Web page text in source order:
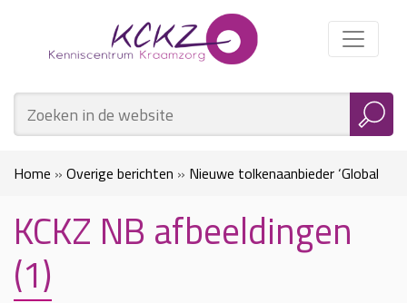
Home » Overige berichten » Nieuwe tolkenaanbieder ‘Global
Talk’»KCKZ NB afbeeldingen (1)
KCKZ NB afbeeldingen
(1)